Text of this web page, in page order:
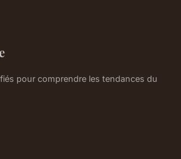
pour comprendre les tendances du